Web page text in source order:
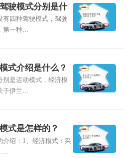
驶模式分别是什
有四种驾驶模式，驾驶
第一种...
式介绍是什么？
别是运动模式，经济模
于伊兰...
式是怎样的？
介绍：1、经济模式：采